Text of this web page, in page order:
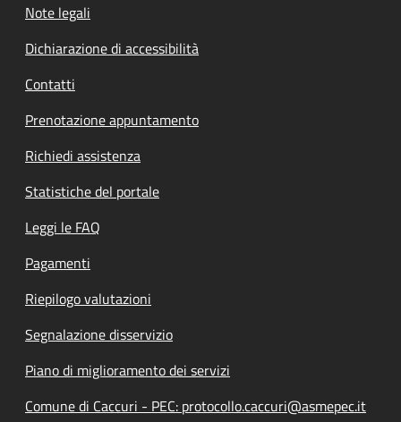
Note legali
Dichiarazione di accessibilità
Contatti
Prenotazione appuntamento
Richiedi assistenza
Statistiche del portale
Leggi le FAQ
Pagamenti
Riepilogo valutazioni
Segnalazione disservizio
Piano di miglioramento dei servizi
Comune di Caccuri - PEC: protocollo.caccuri@asmepec.it